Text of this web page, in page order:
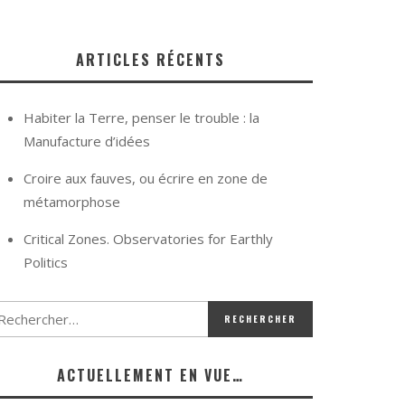
ARTICLES RÉCENTS
Habiter la Terre, penser le trouble : la
Manufacture d’idées
Croire aux fauves, ou écrire en zone de
métamorphose
Critical Zones. Observatories for Earthly
Politics
ACTUELLEMENT EN VUE…